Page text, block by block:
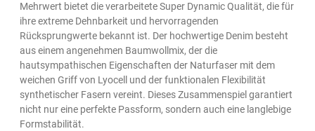
Mehrwert bietet die verarbeitete Super Dynamic Qualität, die für
ihre extreme Dehnbarkeit und hervorragenden
Rücksprungwerte bekannt ist. Der hochwertige Denim besteht
aus einem angenehmen Baumwollmix, der die
hautsympathischen Eigenschaften der Naturfaser mit dem
weichen Griff von Lyocell und der funktionalen Flexibilität
synthetischer Fasern vereint. Dieses Zusammenspiel garantiert
nicht nur eine perfekte Passform, sondern auch eine langlebige
Formstabilität.